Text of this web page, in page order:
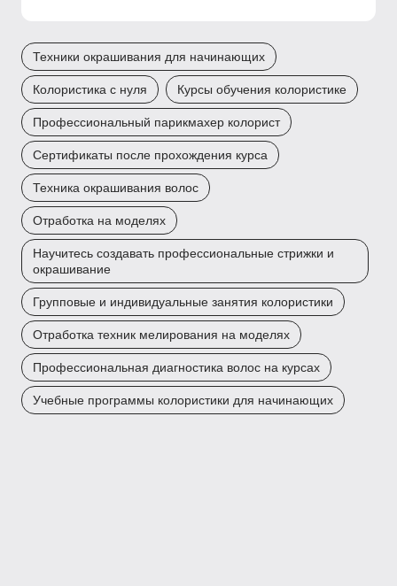
Техники окрашивания для начинающих
Колористика с нуля Курсы обучения колористике
Профессиональный парикмахер колорист
Сертификаты после прохождения курса
Техника окрашивания волос
Отработка на моделях
Научитесь создавать профессиональные стрижки и
окрашивание
Групповые и индивидуальные занятия колористики
Отработка техник мелирования на моделях
Профессиональная диагностика волос на курсах
Учебные программы колористики для начинающих